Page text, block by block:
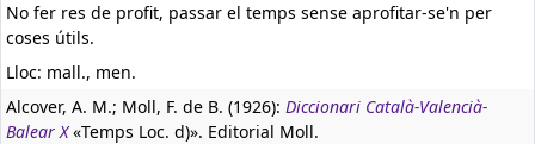
No fer res de profit, passar el temps sense aprofitar-se'n per
coses útils.
Lloc: mall., men.
Alcover, A. M.; Moll, F. de B. (1926): Diccionari Català-Valencià-
Balear X«Temps Loc. d)». Editorial Moll.